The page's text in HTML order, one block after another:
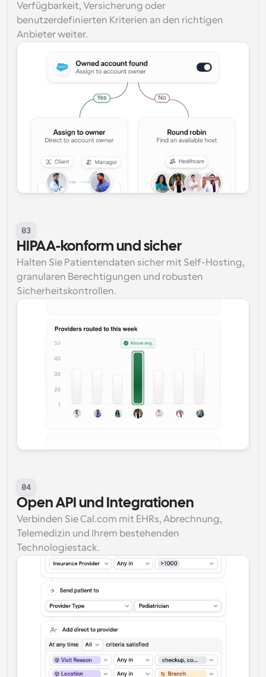
Verfügbarkeit, Versicherung oder
benutzerdefinierten Kriterien an den richtigen
Anbieter weiter.
03
HIPAA-konform und sicher
Halten Sie Patientendaten sicher mit Self-Hosting,
granularen Berechtigungen und robusten
Sicherheitskontrollen.
04
Open API und Integrationen
Verbinden Sie Cal.com mit EHRs, Abrechnung,
Telemedizin und Ihrem bestehenden
Technologiestack.